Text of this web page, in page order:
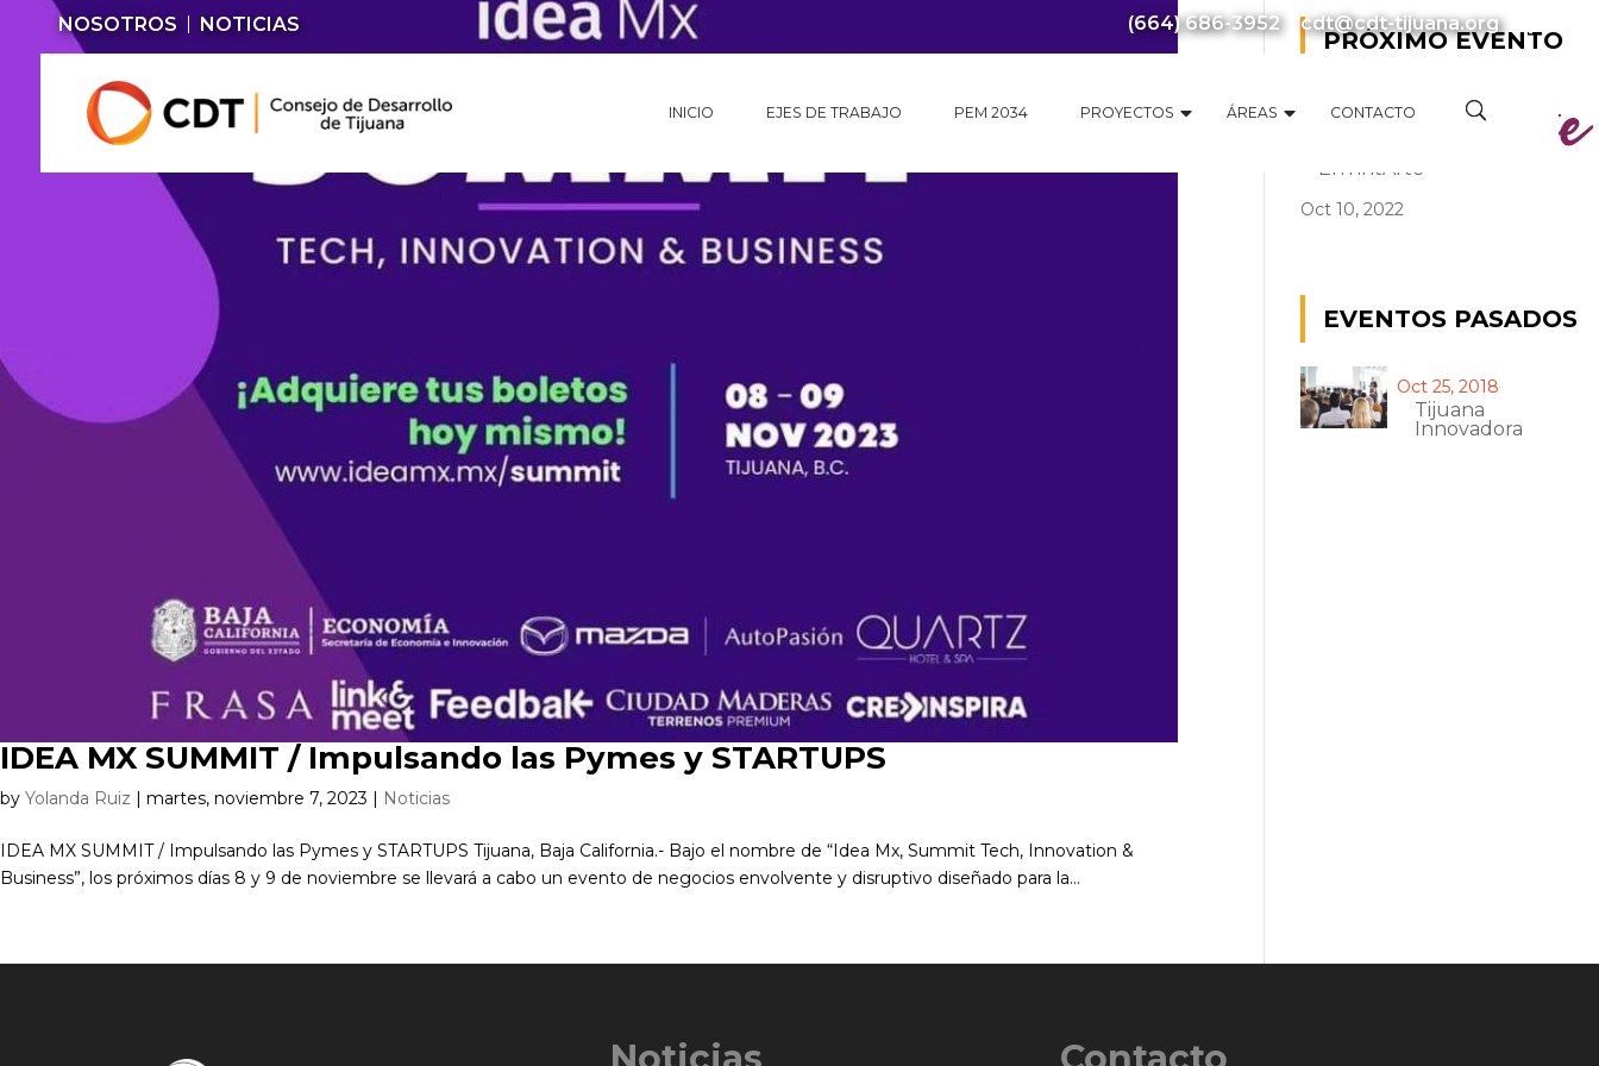
(664) 686-3952 cdt@cdt-tijuana.org
NOSOTROS NOTICIAS
INICIO EJES DE TRABAJO PEM 2034 PROYECTOS ÁREAS CONTACTO
IDEA MX SUMMIT / Impulsando las Pymes y STARTUPS
by Yolanda Ruiz martes, noviembre 7, 2023 Noticias
IDEA MX SUMMIT / Impulsando las Pymes y STARTUPS Tijuana, Baja California.- Bajo el nombre de “Idea Mx, Summit Tech, Innovation &
Business”, los próximos días 8 y 9 de noviembre se llevará a cabo un evento de negocios envolvente y disruptivo diseñado para la...
PRÓXIMO EVENTO
EnTintArte
Oct 10, 2022
EVENTOS PASADOS
Tijuana
Innovadora
Oct 25, 2018